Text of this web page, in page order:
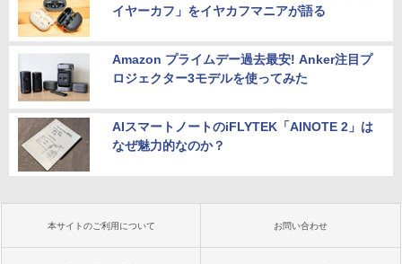
イヤーカフ」をイヤカフマニアが語る
Amazon プライムデー過去最安! Anker注目プ
ロジェクター3モデルを使ってみた
AIスマートノートのiFLYTEK「AINOTE 2」は
なぜ魅力的なのか？
本サイトのご利用について お問い合わせ